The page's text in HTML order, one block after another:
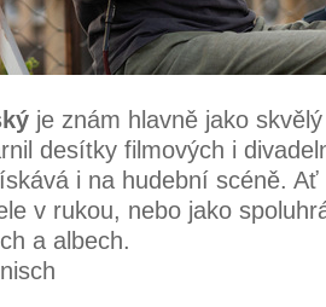
je znám hlavně jako
desítky filmových i
i na hudební scéně.
v rukou, nebo jako
a albech.